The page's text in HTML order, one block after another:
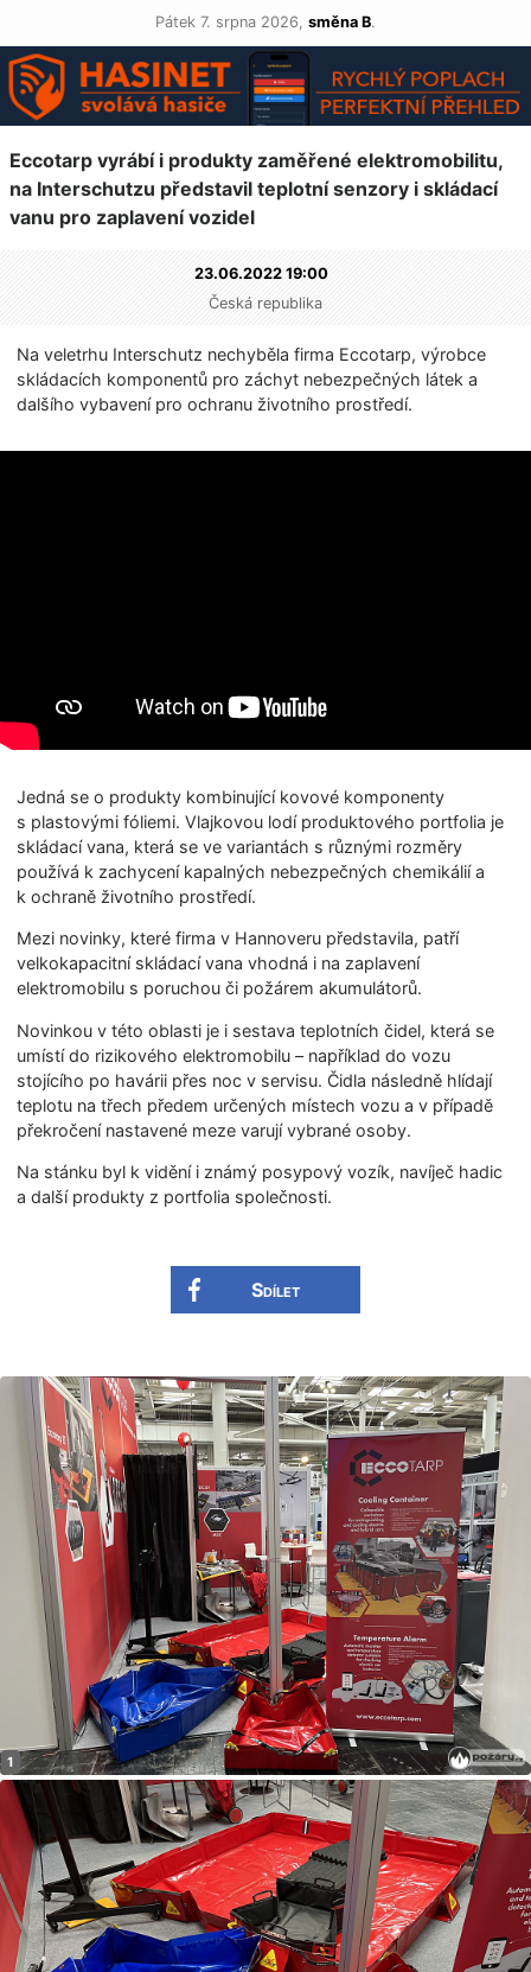
Pátek 7. srpna 2026, směna B.
Eccotarp vyrábí i produkty zaměřené elektromobilitu,
na Interschutzu představil teplotní senzory i skládací
vanu pro zaplavení vozidel
23.06.2022 19:00
Česká republika
Na veletrhu Interschutz nechyběla firma Eccotarp, výrobce
skládacích komponentů pro záchyt nebezpečných látek a
dalšího vybavení pro ochranu životního prostředí.
Jedná se o produkty kombinující kovové komponenty
s plastovými fóliemi. Vlajkovou lodí produktového portfolia je
skládací vana, která se ve variantách s různými rozměry
používá k zachycení kapalných nebezpečných chemikálií a
k ochraně životního prostředí.
Mezi novinky, které firma v Hannoveru představila, patří
velkokapacitní skládací vana vhodná i na zaplavení
elektromobilu s poruchou či požárem akumulátorů.
Novinkou v této oblasti je i sestava teplotních čidel, která se
umístí do rizikového elektromobilu – například do vozu
stojícího po havárii přes noc v servisu. Čidla následně hlídají
teplotu na třech předem určených místech vozu a v případě
překročení nastavené meze varují vybrané osoby.
Na stánku byl k vidění i známý posypový vozík, navíječ hadic
a další produkty z portfolia společnosti.
Sdílet